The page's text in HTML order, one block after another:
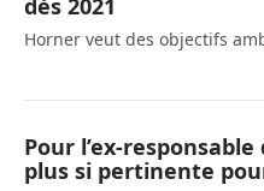
dès 2021
Horner veut des objectifs
Pour l’ex-
plus si pertinente